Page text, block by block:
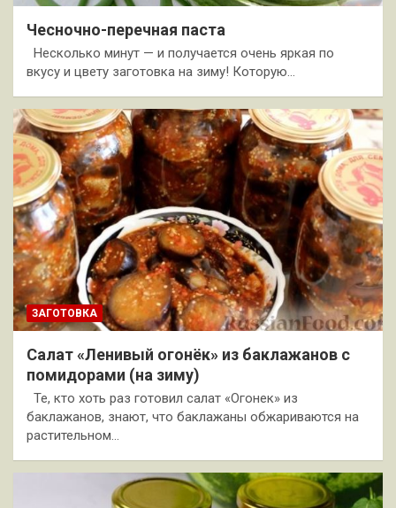
Чесночно-перечная паста
Несколько минут — и получается очень яркая по
вкусу и цвету заготовка на зиму! Которую…
ЗАГОТОВКА
Салат «Ленивый огонёк» из баклажанов с
помидорами (на зиму)
Те, кто хоть раз готовил салат «Огонек» из
баклажанов, знают, что баклажаны обжариваются на
растительном…